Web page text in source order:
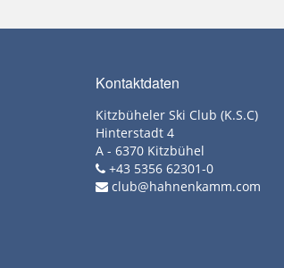
Kontaktdaten
Kitzbüheler Ski Club (K.S.C)
Hinterstadt 4
A - 6370 Kitzbühel
+43 5356 62301-0
club@hahnenkamm.com